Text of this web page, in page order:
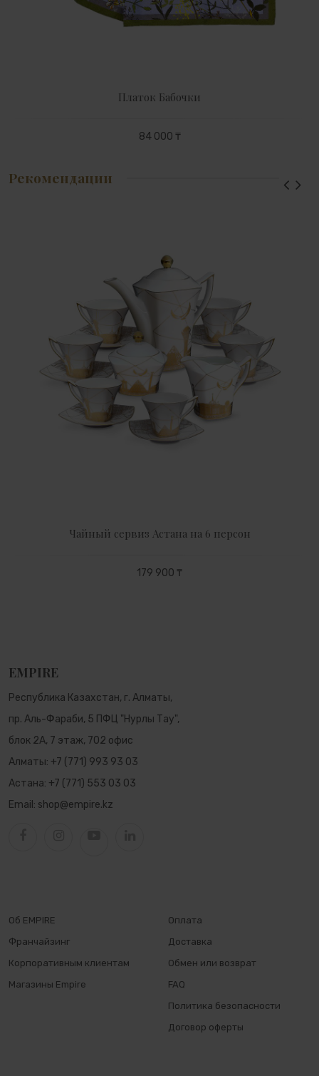
Платок Бабочки
84 000 ₸
Рекомендации
Чайный сервиз Астана на 6 персон
179 900 ₸
EMPIRE
Республика Казахстан, г. Алматы,
пр. Аль-Фараби, 5 ПФЦ "Нурлы Тау",
блок 2А, 7 этаж, 702 офис
Алматы: +7 (771) 993 93 03
Астана: +7 (771) 553 03 03
Email: shop@empire.kz
Об EMPIRE
Франчайзинг
Корпоративным клиентам
Магазины Empire
Оплата
Доставка
Обмен или возврат
FAQ
Политика безопасности
Договор оферты